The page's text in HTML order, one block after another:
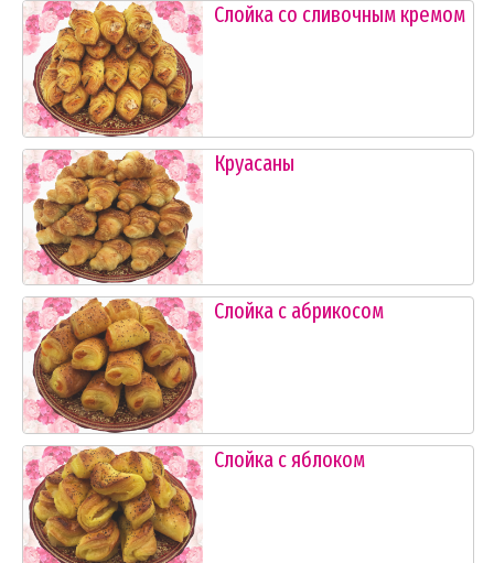
Слойка со сливочным кремом
Круасаны
Слойка с абрикосом
Слойка с яблоком